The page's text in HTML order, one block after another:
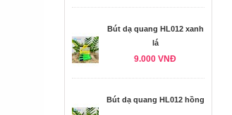
Bút dạ quang HL012 xanh
lá
9.000 VNĐ
Bút dạ quang HL012 hồng